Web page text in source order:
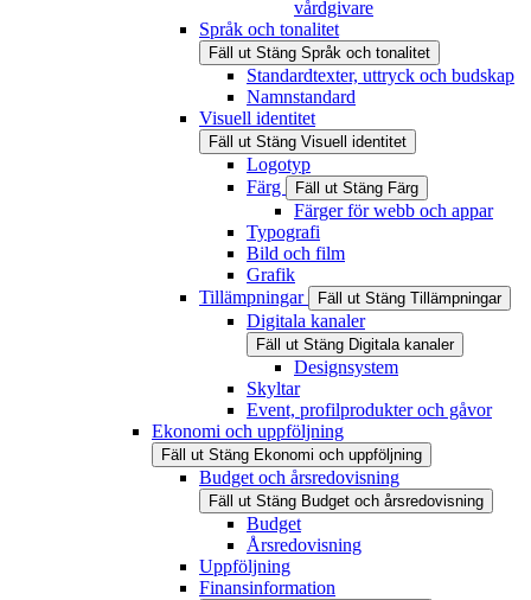
vårdgivare
Språk och tonalitet
Fäll ut Stäng Språk och tonalitet
Standardtexter, uttryck och budskap
Namnstandard
Visuell identitet
Fäll ut Stäng Visuell identitet
Logotyp
Färg
Fäll ut Stäng Färg
Färger för webb och appar
Typografi
Bild och film
Grafik
Tillämpningar
Fäll ut Stäng Tillämpningar
Digitala kanaler
Fäll ut Stäng Digitala kanaler
Designsystem
Skyltar
Event, profilprodukter och gåvor
Ekonomi och uppföljning
Fäll ut Stäng Ekonomi och uppföljning
Budget och årsredovisning
Fäll ut Stäng Budget och årsredovisning
Budget
Årsredovisning
Uppföljning
Finansinformation